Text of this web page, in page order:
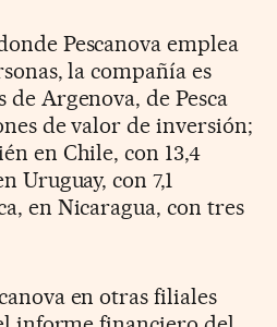
Pescanova emplea
la compañía es
Argenova, de Pesca
de valor de inversión;
en Chile, con 13,4
Uruguay, con 7,1
en Nicaragua, con tres
en otras filiales